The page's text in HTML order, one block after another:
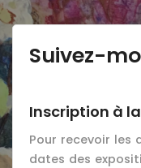
Suivez-
Inscription à
Pour recevoir les
dates des